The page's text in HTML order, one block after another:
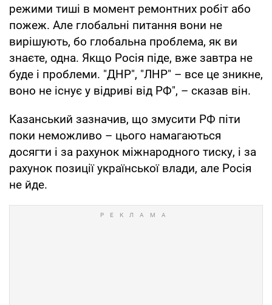
режими тиші в момент ремонтних робіт або
пожеж. Але глобальні питання вони не
вирішують, бо глобальна проблема, як ви
знаєте, одна. Якщо Росія піде, вже завтра не
буде і проблеми. "ДНР", "ЛНР" – все це зникне,
воно не існує у відриві від РФ", – сказав він.
Казанський зазначив, що змусити РФ піти
поки неможливо – цього намагаються
досягти і за рахунок міжнародного тиску, і за
рахунок позиції української влади, але Росія
не йде.